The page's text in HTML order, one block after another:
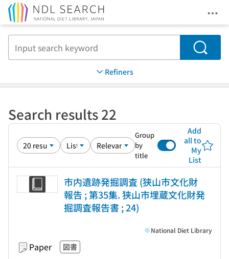
Search
Refiners
Search results 22
Group
by
title
Add
all to
My
List
市内遺跡発掘調査 (狭山市文化財
報告 ; 第35集. 狭山市埋蔵文化財発
掘調査報告書 ; 24)
Paper 図書
National Diet Library